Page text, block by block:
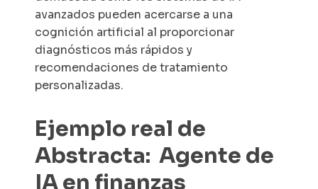
avanzados pueden acercarse a una
cognición artificial al proporcionar
diagnósticos más rápidos y
recomendaciones de tratamiento
personalizadas.
Ejemplo real de
Abstracta: Agente de
IA en finanzas